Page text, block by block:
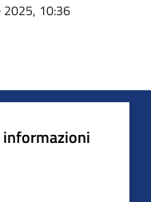
2025, 10:36
informazioni